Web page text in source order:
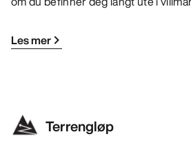
Les mer
Terrengløp